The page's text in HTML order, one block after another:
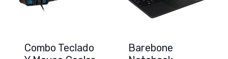
Combo Teclado
Barebone